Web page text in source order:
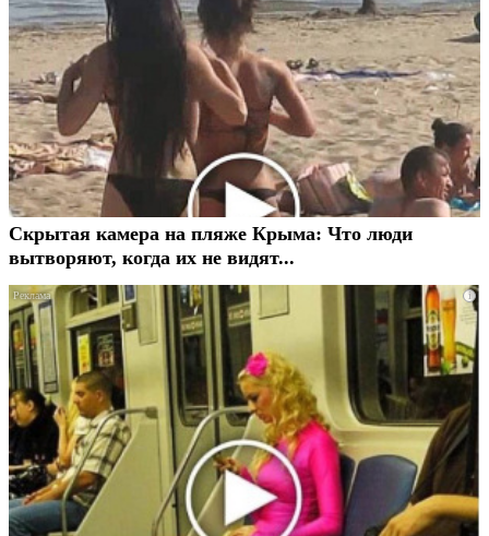
Скрытая камера на пляже Крыма: Что люди
вытворяют, когда их не видят...
i